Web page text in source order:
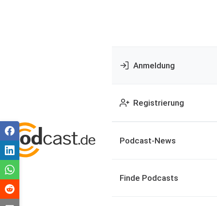
Anmeldung
Registrierung
Podcast-News
Finde Podcasts